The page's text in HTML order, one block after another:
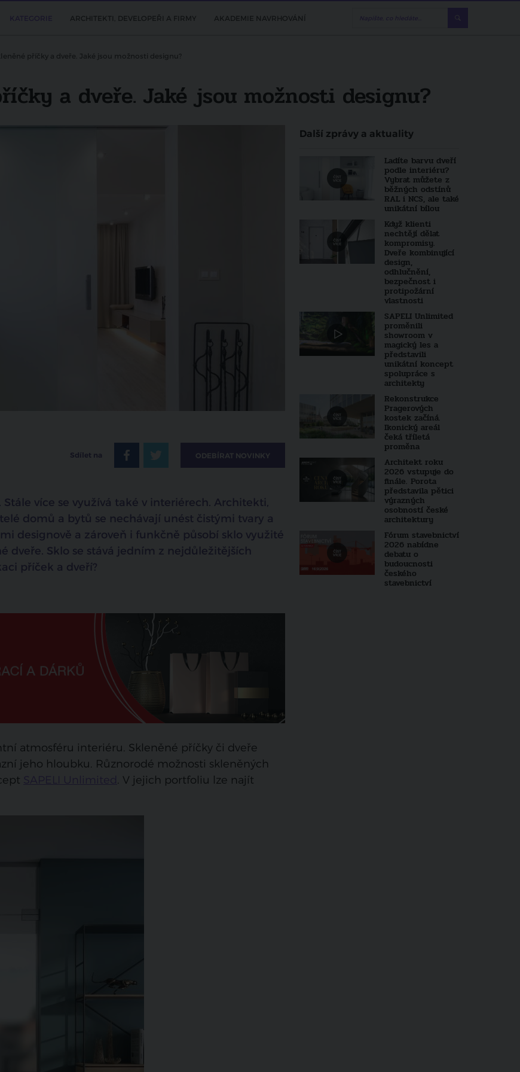
ARCHITEKTI, DEVELOPEŘI A FIRMY AKADEMIE NAVRHOVÁNÍ
příčky a dveře. Jaké jsou možnosti designu?
a dveře. Jaké jsou možnosti designu?
Sdílet na ODEBÍRAT NOVINKY
více se využívá také v interiérech. Architekti,
domů a bytů se nechávají unést čistými tvary a
designově a zároveň i funkčně působí sklo využité
dveře. Sklo se stává jedním z nejdůležitějších
příček a dveří?
atmosféru interiéru. Skleněné příčky či dveře
jeho hloubku. Různorodé možnosti skleněných
. V jejich portfoliu lze najít
Další zprávy a aktuality
Ladíte barvu dveří
podle interiéru?
Vybrat můžete z
běžných odstínů
RAL i NCS, ale také
unikátní bílou
Když klienti
nechtějí dělat
kompromisy.
Dveře kombinující
design,
odhlučnění,
bezpečnost i
protipožární
vlastnosti
SAPELI Unlimited
proměnili
showroom v
magický les a
představili
unikátní koncept
spolupráce s
architekty
Rekonstrukce
Pragerových
kostek začíná.
Ikonický areál
čeká tříletá
proměna
Architekt roku
2026 vstupuje do
finále. Porota
představila pětici
výrazných
osobností české
architektury
Fórum stavebnictví
2026 nabídne
debatu o
budoucnosti
českého
stavebnictví